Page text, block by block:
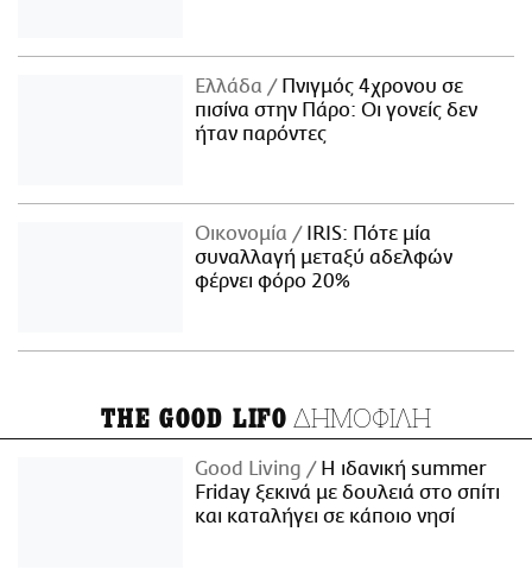
Ελλάδα
Πνιγμός 4χρονου σε
πισίνα στην Πάρο: Οι γονείς δεν
ήταν παρόντες
Οικονομία
IRIS: Πότε μία
συναλλαγή μεταξύ αδελφών
φέρνει φόρο 20%
THE GOOD LIFO ΔΗΜΟΦΙΛΗ
Good Living
Η ιδανική summer
Friday ξεκινά με δουλειά στο σπίτι
και καταλήγει σε κάποιο νησί